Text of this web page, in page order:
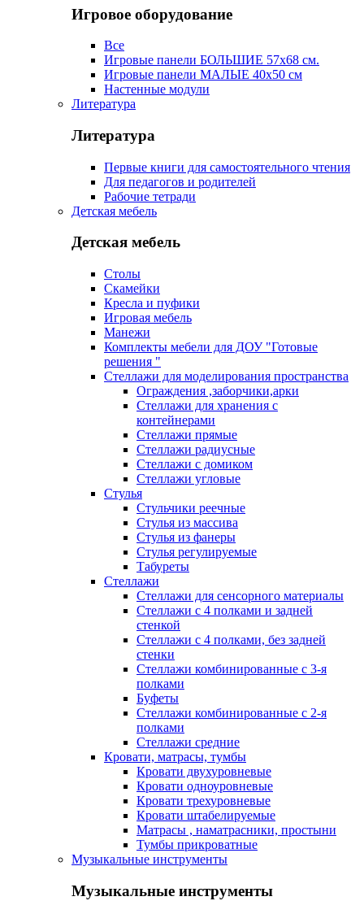
Игровое оборудование
Все
Игровые панели БОЛЬШИЕ 57х68 см.
Игровые панели МАЛЫЕ 40х50 см
Настенные модули
Литература
Литература
Первые книги для самостоятельного чтения
Для педагогов и родителей
Рабочие тетради
Детская мебель
Детская мебель
Столы
Скамейки
Кресла и пуфики
Игровая мебель
Манежи
Комплекты мебели для ДОУ "Готовые
решения "
Стеллажи для моделирования пространства
Ограждения ,заборчики,арки
Стеллажи для хранения с
контейнерами
Стеллажи прямые
Стеллажи радиусные
Стеллажи с домиком
Стеллажи угловые
Стулья
Стульчики реечные
Стулья из массива
Стулья из фанеры
Стулья регулируемые
Табуреты
Стеллажи
Стеллажи для сенсорного материалы
Стеллажи с 4 полками и задней
стенкой
Стеллажи с 4 полками, без задней
стенки
Стеллажи комбинированные с 3-я
полками
Буфеты
Стеллажи комбинированные с 2-я
полками
Стеллажи средние
Кровати, матрасы, тумбы
Кровати двухуровневые
Кровати одноуровневые
Кровати трехуровневые
Кровати штабелируемые
Матрасы , наматрасники, простыни
Тумбы прикроватные
Музыкальные инструменты
Музыкальные инструменты